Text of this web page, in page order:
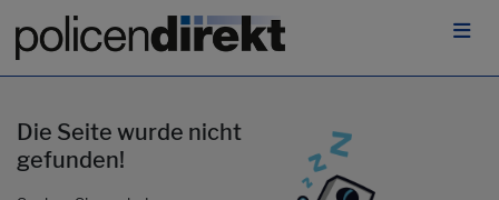
Die Seite wurde nicht
gefunden!